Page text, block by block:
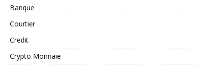
Banque
Courtier
Credit
Crypto Monnaie